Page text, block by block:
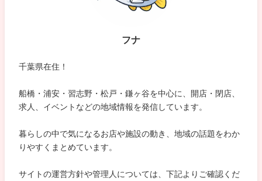
フナ
千葉県在住！
船橋・浦安・習志野・松戸・鎌ヶ谷を中心に、開店・閉店、
求人、イベントなどの地域情報を発信しています。
暮らしの中で気になるお店や施設の動き、地域の話題をわか
りやすくまとめています。
サイトの運営方針や管理人については、下記よりご確認くだ